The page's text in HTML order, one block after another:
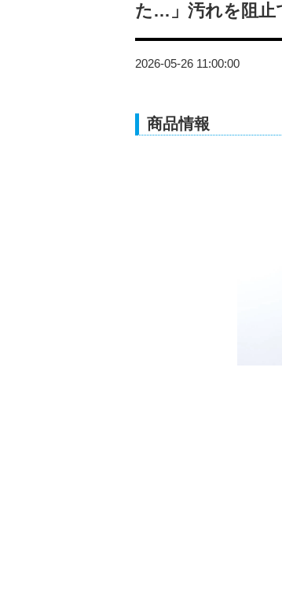
た…」汚れを阻止
2026-05-26 11:00:00
商品情報